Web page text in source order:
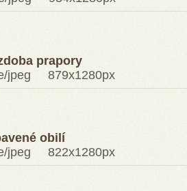
prapory
jpeg 879x1280px
obilí
jpeg 822x1280px